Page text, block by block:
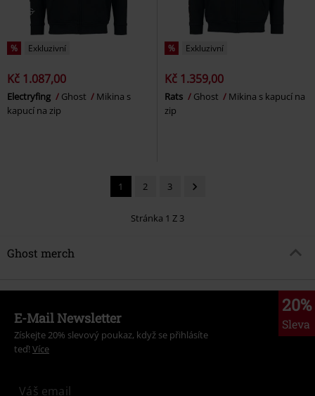
% Exkluzivní
Kč 1.087,00
Electryfing Ghost
Mikina s
kapucí na zip
% Exkluzivní
Kč 1.359,00
Rats Ghost
Mikina s kapucí na
zip
1 2 3
Stránka 1 Z 3
Ghost merch
20%
Sleva
E-Mail Newsletter
Získejte 20% slevový poukaz, když se přihlásíte
teď! Více